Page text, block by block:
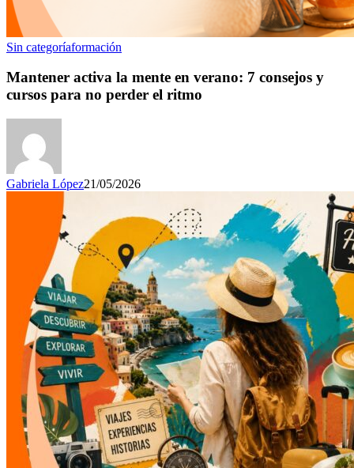
Sin categoríaformación
Mantener activa la mente en verano: 7 consejos y
cursos para no perder el ritmo
Gabriela López21/05/2026